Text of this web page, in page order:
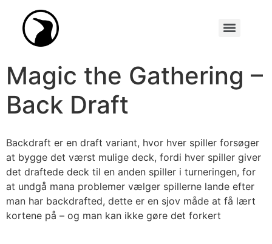
Magic the Gathering –
Back Draft
Backdraft er en draft variant, hvor hver spiller forsøger
at bygge det værst mulige deck, fordi hver spiller giver
det draftede deck til en anden spiller i turneringen, for
at undgå mana problemer vælger spillerne lande efter
man har backdrafted, dette er en sjov måde at få lært
kortene på – og man kan ikke gøre det forkert